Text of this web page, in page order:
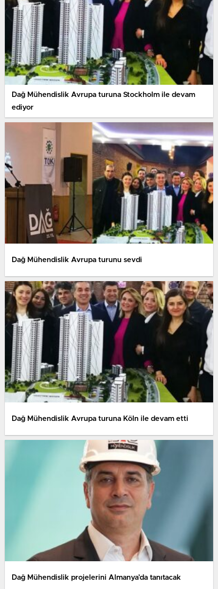
Dağ Mühendislik Avrupa turuna Stockholm ile devam
ediyor
Dağ Mühendislik Avrupa turunu sevdi
Dağ Mühendislik Avrupa turuna Köln ile devam etti
Dağ Mühendislik projelerini Almanya’da tanıtacak